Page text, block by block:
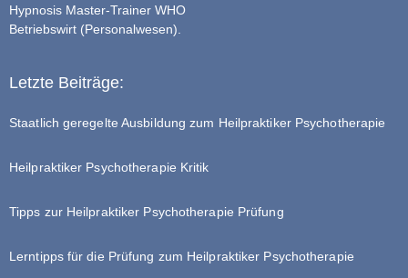
Hypnosis Master-Trainer WHO
Betriebswirt (Personalwesen).
Letzte Beiträge:
Staatlich geregelte Ausbildung zum Heilpraktiker Psychotherapie
Heilpraktiker Psychotherapie Kritik
Tipps zur Heilpraktiker Psychotherapie Prüfung
Lerntipps für die Prüfung zum Heilpraktiker Psychotherapie